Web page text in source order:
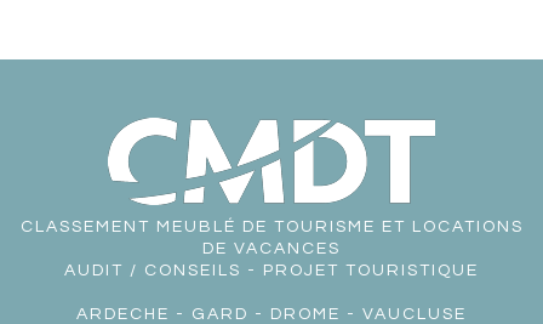
CLASSEMENT MEUBLÉ DE TOURISME ET LOCATIONS
DE VACANCES
AUDIT / CONSEILS - PROJET TOURISTIQUE
ARDECHE - GARD - DROME - VAUCLUSE